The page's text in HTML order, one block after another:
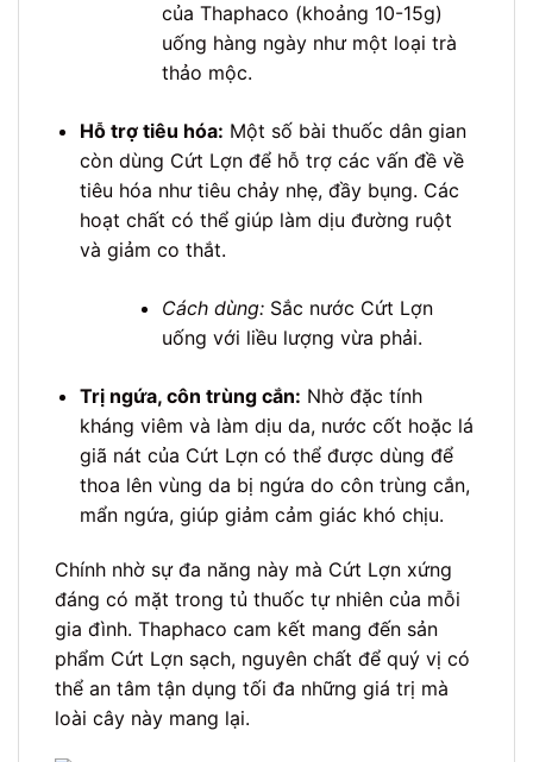
của Thaphaco (khoảng 10-15g)
uống hàng ngày như một loại trà
thảo mộc.
Hỗ trợ tiêu hóa: Một số bài thuốc dân gian
còn dùng Cứt Lợn để hỗ trợ các vấn đề về
tiêu hóa như tiêu chảy nhẹ, đầy bụng. Các
hoạt chất có thể giúp làm dịu đường ruột
và giảm co thắt.
Cách dùng:Sắc nước Cứt Lợn
uống với liều lượng vừa phải.
Trị ngứa, côn trùng cắn: Nhờ đặc tính
kháng viêm và làm dịu da, nước cốt hoặc lá
giã nát của Cứt Lợn có thể được dùng để
thoa lên vùng da bị ngứa do côn trùng cắn,
mẩn ngứa, giúp giảm cảm giác khó chịu.
Chính nhờ sự đa năng này mà Cứt Lợn xứng
đáng có mặt trong tủ thuốc tự nhiên của mỗi
gia đình. Thaphaco cam kết mang đến sản
phẩm Cứt Lợn sạch, nguyên chất để quý vị có
thể an tâm tận dụng tối đa những giá trị mà
loài cây này mang lại.